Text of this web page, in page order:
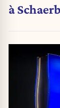
à